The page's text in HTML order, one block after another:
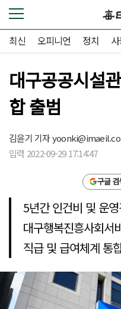
최신 오피니언 정치
대구공공시설
합 출범
김윤기 기자
입력 2022-09-29 17:14:47
구글 검
5년간 인건비 및 운
대구행복진흥사회서
직급 및 급여체계 통